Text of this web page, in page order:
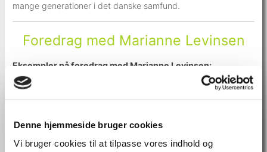
Denne hjemmeside bruger cookies
Vi bruger cookies til at tilpasse vores indhold og
mange generationer i det danske samfund.
Foredrag med Marianne Levinsen
Eksempler på foredrag med Marianne Levinsen:
Fremtidens arbejdsmarked og kompetencer
Fremtidens verden, virksomheder og udfordringer
virksomheder, arbejdsmarked og samfund
Fremtidens sundhedsvæsen og patienter